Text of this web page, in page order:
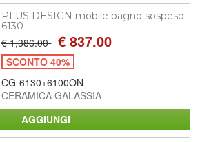
PLUS DESIGN mobile bagno sospeso
6130
€ 1,386.00 € 837.00
SCONTO 40%
CG-6130+6100ON
CERAMICA GALASSIA